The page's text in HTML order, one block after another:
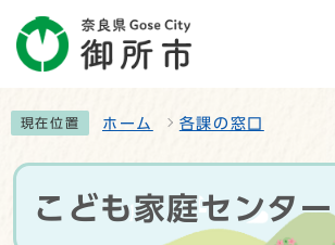
現在位置 ホーム 各課の窓口
こども家庭センター